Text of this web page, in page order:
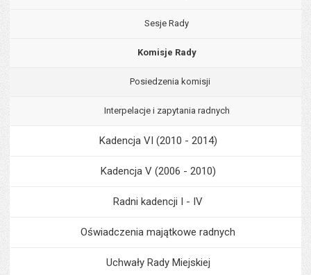
Sesje Rady
Komisje Rady
Posiedzenia komisji
Interpelacje i zapytania radnych
Kadencja VI (2010 - 2014)
Kadencja V (2006 - 2010)
Radni kadencji I - IV
Oświadczenia majątkowe radnych
Uchwały Rady Miejskiej